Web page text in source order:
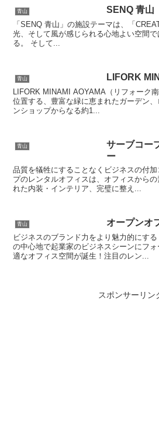
青山 SENQ 青山
「SENQ 青山」の施設テーマは、「
光、そして風が感じられる心地よい空間で
る。 そして...
青山 LIFORK
LIFORK MINAMI AOYAMA（リフォーク
位置する、豊富な緑に恵まれたガーデン
ンショップからなる約1...
青山
サーブコー
ー
品質を犠牲にすることなくビジネスの付
プのレンタルオフィスは、オフィスから
れた内装・インテリア、完璧に整え...
青山 オープンオ
ビジネスのブランド力をより魅力的にす
の中心地で起業家のビジネスシーンにフ
適なオフィス空間が誕生！注目のレン...
スポンサーリン